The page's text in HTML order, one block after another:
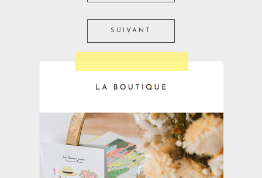
SUIVANT